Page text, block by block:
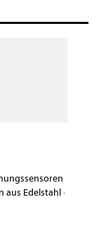
aus Edelstahl·